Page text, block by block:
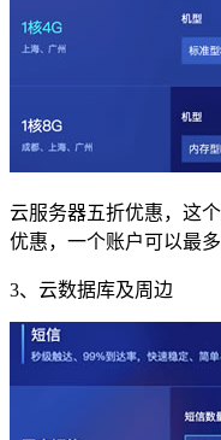
云服务器五折优惠，这
优惠，一个账户可以最多
3、云数据库及周边